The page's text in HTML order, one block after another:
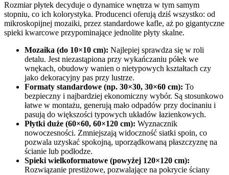
Rozmiar płytek decyduje o dynamice wnętrza w tym samym
stopniu, co ich kolorystyka. Producenci oferują dziś wszystko: od
mikroskopijnej mozaiki, przez standardowe kafle, aż po gigantyczne
spieki kwarcowe przypominające jednolite płyty skalne.
Mozaika (do 10×10 cm): Najlepiej sprawdza się w roli
detalu. Jest niezastąpiona przy wykańczaniu półek we
wnękach, obudowy wanien o nietypowych kształtach czy
jako dekoracyjny pas przy lustrze.
Formaty standardowe (np. 30×30, 30×60 cm): To
bezpieczny i najbardziej ekonomiczny wybór. Są stosunkowo
łatwe w montażu, generują mało odpadów przy docinaniu i
pasują do większości typowych układów łazienkowych.
Płytki duże (60×60, 60×120 cm): Wyznacznik
nowoczesności. Zmniejszają widoczność siatki spoin, co
pozwala uzyskać spokojną, uporządkowaną płaszczyznę na
ścianie lub podłodze.
Spieki wielkoformatowe (powyżej 120×120 cm):
Rozwiązanie prestiżowe, pozwalające na pokrycie ściany